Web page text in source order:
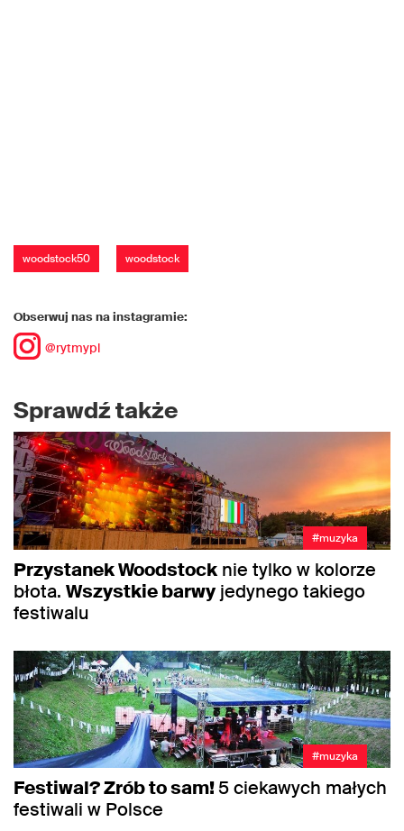
woodstock50 woodstock
Obserwuj nas na instagramie:
@rytmypl
Sprawdź także
#muzyka
Przystanek Woodstock nie tylko w kolorze
błota. Wszystkie barwy jedynego takiego
festiwalu
#muzyka
Festiwal? Zrób to sam!5 ciekawych małych
festiwali w Polsce